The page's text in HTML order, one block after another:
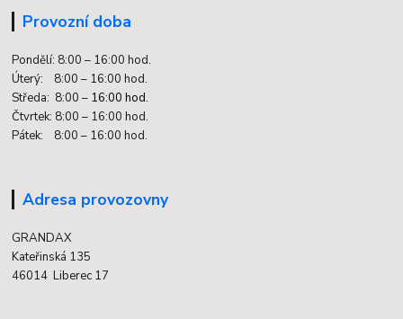
Provozní doba
Pondělí: 8:00 – 16:00 hod.
Úterý: 8:00 – 16:00 hod.
Středa: 8:00 – 16:00 hod.
Čtvrtek: 8:00 – 16:00 hod.
Pátek: 8:00 – 16:00 hod.
Adresa provozovny
GRANDAX
Kateřinská 135
46014 Liberec 17